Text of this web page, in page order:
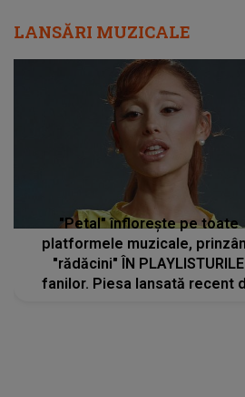
LANSĂRI MUZICALE
"Petal" înflorește pe toate
platformele muzicale,
"rădăcini" ÎN PLAYLISTURILE
fanilor. Piesa lansată recent